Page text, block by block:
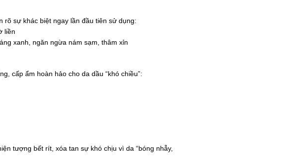
sự khác biệt ngay lần đầu tiên sử dụng:
liền
xanh, ngăn ngừa nám sạm, thâm xỉn
cấp ẩm hoàn hảo cho da dầu “khó chiều”:
tượng bết rít, xóa tan sự khó chịu vì da “bóng nhẫy,